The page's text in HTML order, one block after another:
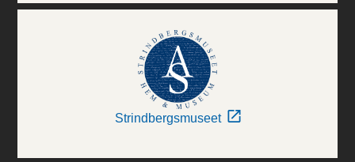
Strindbergsmuseet